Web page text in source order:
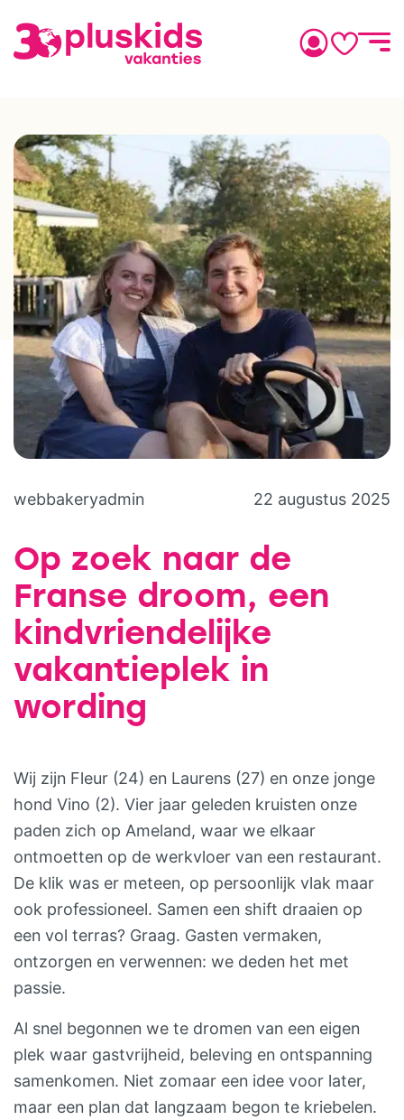
webbakeryadmin 22 augustus 2025
Op zoek naar de
Franse droom, een
kindvriendelijke
vakantieplek in
wording
Wij zijn Fleur (24) en Laurens (27) en onze jonge
hond Vino (2). Vier jaar geleden kruisten onze
paden zich op Ameland, waar we elkaar
ontmoetten op de werkvloer van een restaurant.
De klik was er meteen, op persoonlijk vlak maar
ook professioneel. Samen een shift draaien op
een vol terras? Graag. Gasten vermaken,
ontzorgen en verwennen: we deden het met
passie.
Al snel begonnen we te dromen van een eigen
plek waar gastvrijheid, beleving en ontspanning
samenkomen. Niet zomaar een idee voor later,
maar een plan dat langzaam begon te kriebelen.